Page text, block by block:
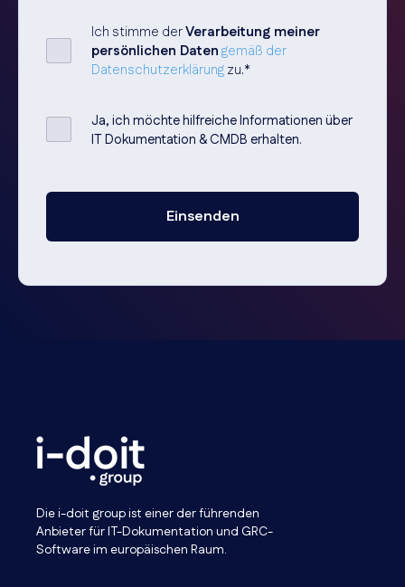
Ich stimme derVerarbeitung meiner
persönlichen Datengemäß der
Datenschutzerklärungzu.*
Ja, ich möchte hilfreiche Informationen über
IT Dokumentation & CMDB erhalten.
Die i-doit group ist einer der führenden
Anbieter für IT-Dokumentation und GRC-
Software im europäischen Raum.